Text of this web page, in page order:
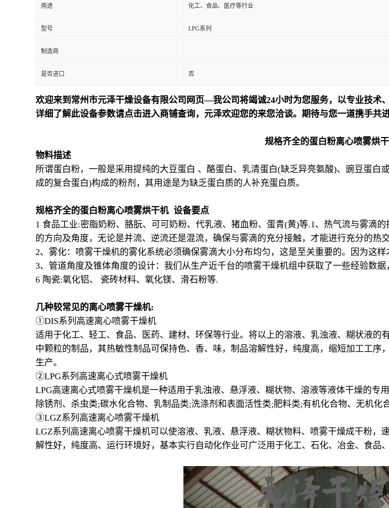
用途 化工、食品、医疗等行业
型号 LPG系列
制造商
是否进口 否
欢迎来到常州市元泽干燥设备有限公司网页—我公司将竭诚24小时为您服务，以专业技术
详细了解此设备参数请点击进入商铺查询，元泽欢迎您的来您洽谈。期待与您一道携手共进
规格齐全的蛋白粉离心喷雾烘
物料描述
所谓蛋白粉，一般是采用提纯的大豆蛋白 、酪蛋白、乳清蛋白(缺乏异亮氨酸)、豌豆蛋白
成的复合蛋白)构成的粉剂，其用途是为缺乏蛋白质的人补充蛋白质。
规格齐全的蛋白粉离心喷雾烘干机 设备要点
1 食品工业:密脂奶粉、胳朊、可可奶粉、代乳液、猪血粉、蛋青(黄)等.1、热气流与雾滴
的方向及角度，无论是并流、逆流还是混流，确保与雾滴的充分接触，才能进行充分的热交
2、雾化：喷雾干燥机的雾化系统必须确保雾滴大小分布均匀，这是至关重要的。因为这样
3、管道角度及锥体角度的设计：我们从生产近千台的喷雾干燥机组中获取了一些经验数据
6 陶瓷:氧化铝、 瓷砖材料、氧化镁、滑石粉等.
几种较常见的离心喷雾干燥机:
①DIS系列高速离心喷雾干燥机
适用于化工、轻工、食品、医药、建材、环保等行业。将以上的溶液、乳浊液、糊状液的
中颗粒的制品，其热敏性制品可保持色、香、味，制品溶解性好，纯度高，缩短加工工序
生产。
②LPG系列高速离心式喷雾干燥机
LPG高速离心式喷雾干燥机是一种适用于乳浊液、悬浮液、糊状物、溶液等液体干燥的专
除锈剂、杀虫类;碳水化合物、乳制品类;洗涤剂和表面活性类;肥料类;有机化合物、无机化
③LGZ系列高速离心喷雾干燥机
LGZ系列高速离心喷雾干燥机可以使溶液、乳液、悬浮液、糊状物料、喷雾干燥成干粉，
解性好，纯度高、运行环境好，基本实行自动化作业可广泛用于化工、石化、冶金、食品